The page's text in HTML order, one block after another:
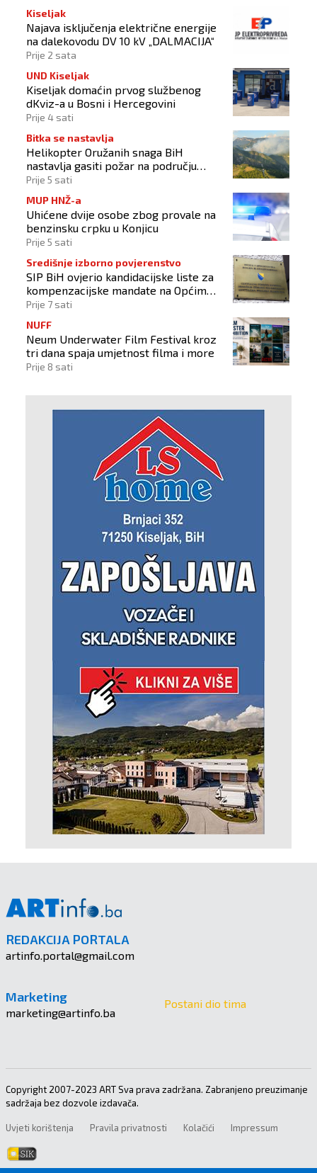
Kiseljak
Najava isključenja električne energije
na dalekovodu DV 10 kV „DALMACIJA“
Prije 2 sata
UND Kiseljak
Kiseljak domaćin prvog službenog
dKviz-a u Bosni i Hercegovini
Prije 4 sati
Bitka se nastavlja
Helikopter Oružanih snaga BiH
nastavlja gasiti požar na području
Konjica
Prije 5 sati
MUP HNŽ-a
Uhićene dvije osobe zbog provale na
benzinsku crpku u Konjicu
Prije 5 sati
Središnje izborno povjerenstvo
SIP BiH ovjerio kandidacijske liste za
kompenzacijske mandate na Općim
izborima 2026
Prije 7 sati
NUFF
Neum Underwater Film Festival kroz
tri dana spaja umjetnost filma i more
Prije 8 sati
REDAKCIJA PORTALA
artinfo.portal@gmail.com
Marketing
marketing@artinfo.ba
Postani dio tima
Copyright 2007-2023 ART Sva prava zadržana. Zabranjeno preuzimanje
sadržaja bez dozvole izdavača.
Uvjeti korištenja Pravila privatnosti Kolačići Impressum